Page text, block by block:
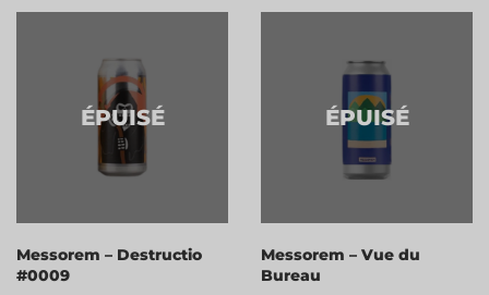
ÉPUISÉ
Messorem – Destructio
#0009
ÉPUISÉ
Messorem – Vue du
Bureau